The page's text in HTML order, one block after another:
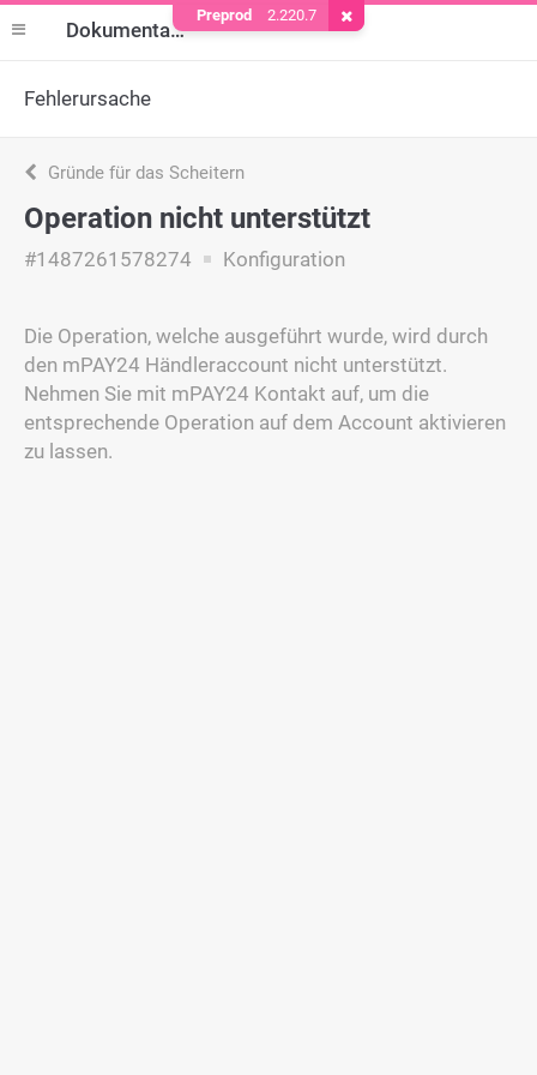
Dokumentation
Fehlerursache
Gründe für das Scheitern
Operation nicht unterstützt
#1487261578274 Konfiguration
Die Operation, welche ausgeführt wurde, wird durch
den mPAY24 Händleraccount nicht unterstützt.
Nehmen Sie mit mPAY24 Kontakt auf, um die
entsprechende Operation auf dem Account aktivieren
zu lassen.
Preprod 2.220.7 Cookie entfernen